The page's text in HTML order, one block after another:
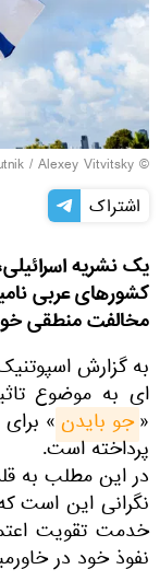
© Sputnik / Alexey Vitvitsky
اشتراک
یک نشریه
کشورهای عربی
مخالفت منطقی
به گزارش
ای به موضوع
«جو بایدن»
پرداخته است.
در این مطلب به
نگرانی این است
خدمت تقویت
نفوذ خود در